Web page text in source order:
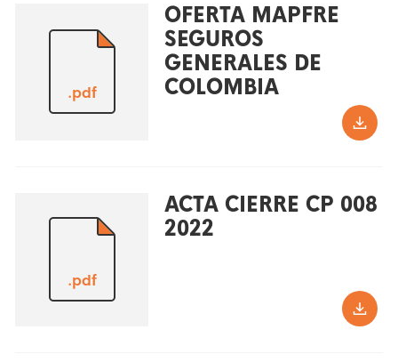
.pdf
OFERTA MAPFRE
SEGUROS
GENERALES DE
COLOMBIA
.pdf
ACTA CIERRE CP 008
2022